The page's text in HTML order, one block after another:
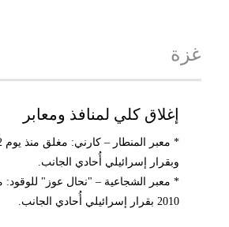
غزة
إغلاق كلي لمنافذ ومعابر
وبقرار إسرائيلي أُحادي الجانب.
2010 بقرار إسرائيلي أُحادي الجانب.